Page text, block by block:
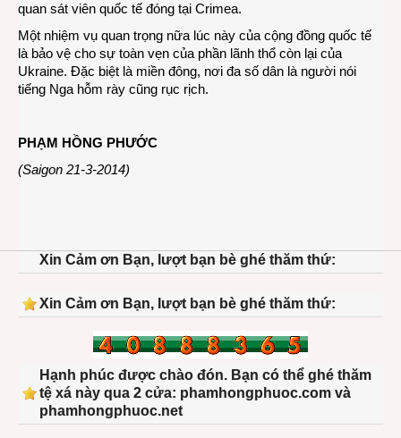
quan sát viên quốc tế đóng tại Crimea.
Một nhiệm vụ quan trọng nữa lúc này của cộng đồng quốc tế
là bảo vệ cho sự toàn vẹn của phần lãnh thổ còn lại của
Ukraine. Đặc biệt là miền đông, nơi đa số dân là người nói
tiếng Nga hỗm rày cũng rục rịch.
PHẠM HỒNG PHƯỚC
(Saigon 21-3-2014)
Xin Cảm ơn Bạn, lượt bạn bè ghé thăm thứ:
Xin Cảm ơn Bạn, lượt bạn bè ghé thăm thứ:
Hạnh phúc được chào đón. Bạn có thể ghé thăm
tệ xá này qua 2 cửa: phamhongphuoc.com và
phamhongphuoc.net